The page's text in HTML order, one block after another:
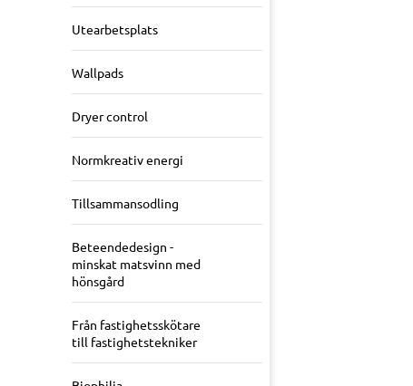
Utearbetsplats
Wallpads
Dryer control
Normkreativ energi
Tillsammansodling
Beteendedesign -
minskat matsvinn med
hönsgård
Från fastighetsskötare
till fastighetstekniker